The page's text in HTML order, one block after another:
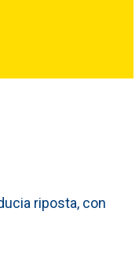
riposta, con